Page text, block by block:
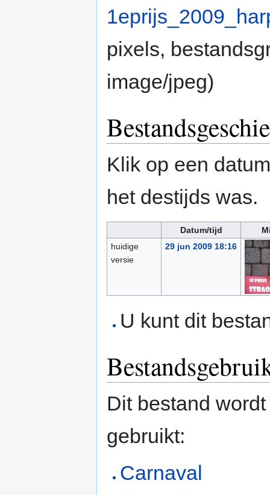
pixels,
image/jpeg)
Klik op een
het destijds was.
Datum/tijd
huidige
versie
29 jun 2009 18:16
U kunt dit
Dit bestand
gebruikt:
Carnaval